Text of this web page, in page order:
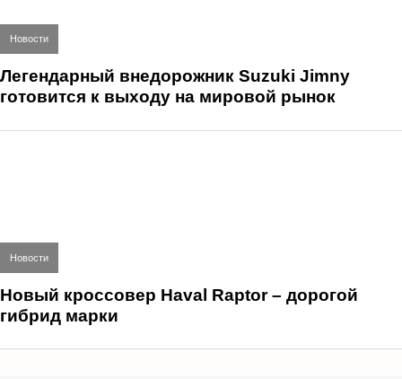
Новости
Легендарный внедорожник Suzuki Jimny
готовится к выходу на мировой рынок
Новости
Новый кроссовер Haval Raptor – дорогой
гибрид марки